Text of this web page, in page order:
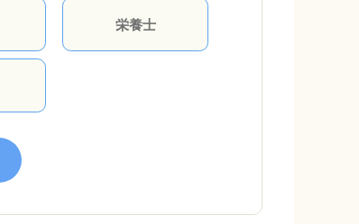
栄養士